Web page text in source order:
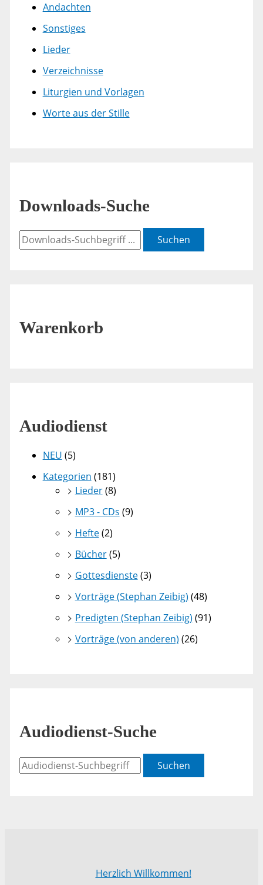
Andachten
Sonstiges
Lieder
Verzeichnisse
Liturgien und Vorlagen
Worte aus der Stille
Downloads-Suche
Suchen
Warenkorb
Audiodienst
NEU (5)
Kategorien (181)
Lieder(8)
MP3 - CDs (9)
Hefte(2)
Bücher(5)
Gottesdienste(3)
Vorträge (Stephan Zeibig) (48)
Predigten (Stephan Zeibig) (91)
Vorträge (von anderen) (26)
Audiodienst-Suche
Suchen
Herzlich Willkommen!